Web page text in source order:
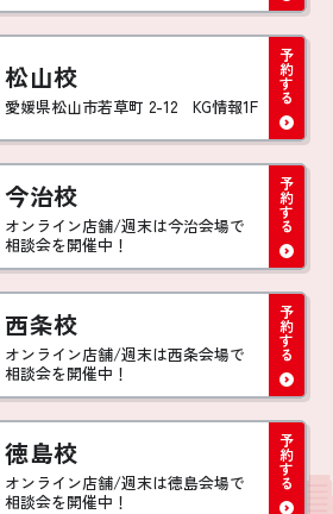
松山校
愛媛県松山市若草町 2-12 KG情報1F
今治校
オンライン店舗/週末は今治会場で
相談会を開催中！
西条校
オンライン店舗/週末は西条会場で
相談会を開催中！
徳島校
オンライン店舗/週末は徳島会場で
相談会を開催中！